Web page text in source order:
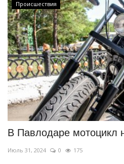
Происшествия
В Павлодаре мотоцикл
Июль 31, 2024 0 175